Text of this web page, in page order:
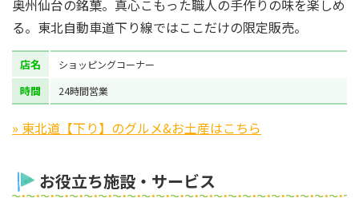
奥州仙台の銘菓。真心こもった職人の手作りの味を楽しめ
る。東北自動車道下り線ではここだけの限定販売。
店名 ショッピングコーナー
時間 24時間営業
» 東北道【下り】のグルメ&お土産はこちら
お役立ち施設・サービス